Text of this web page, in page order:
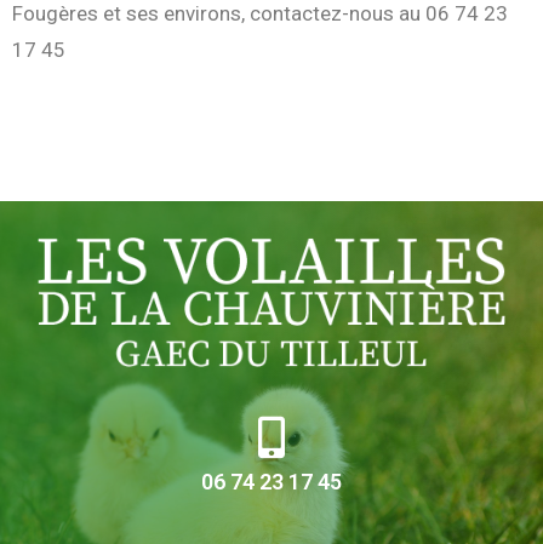
Fougères et ses environs, contactez-nous au 06 74 23
17 45
06 74 23 17 45